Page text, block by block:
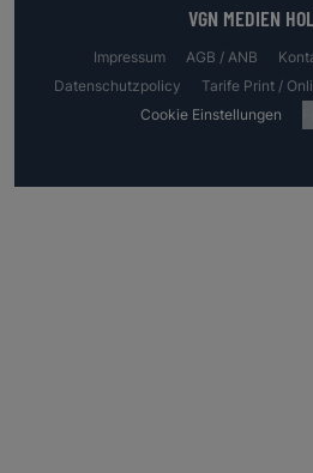
VGN MEDIEN
Impressum AGB / ANB
Datenschutzpolicy
Tarife Print /
Cookie Einstellungen